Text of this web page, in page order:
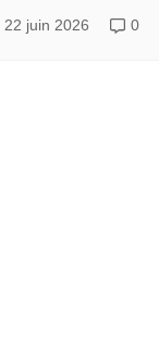
22 juin 2026 0